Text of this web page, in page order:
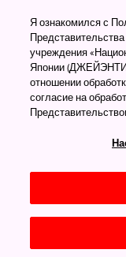
Нагано
Я ознакомился с
учреждения
Японии
отношении
согласие на